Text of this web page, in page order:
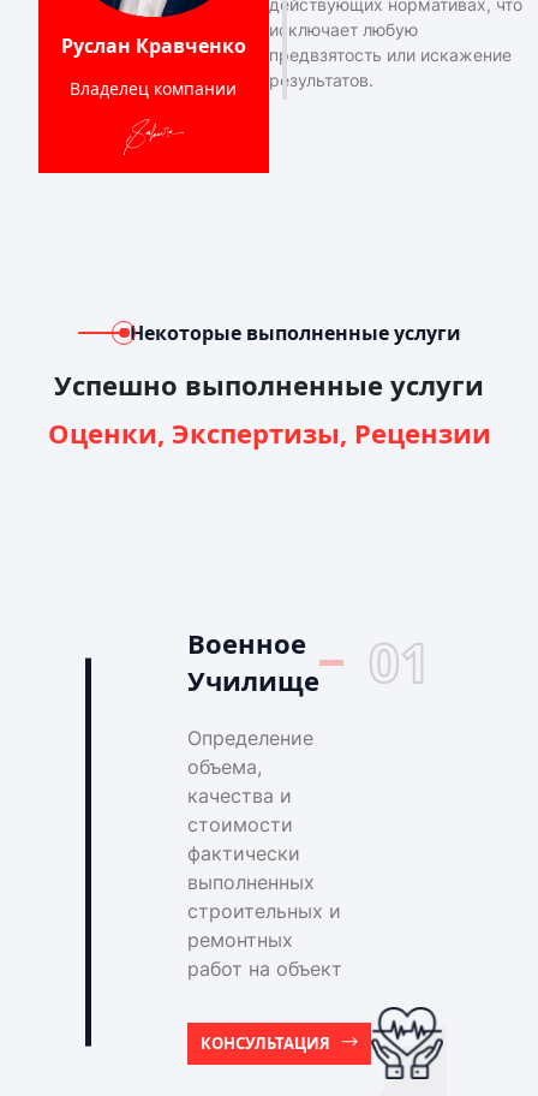
Руслан Кравченко
Владелец компании
действующих нормативах, что
исключает любую
предвзятость или искажение
результатов.
Некоторые выполненные услуги
Успешно выполненные услуги
Оценки, Экспертизы, Рецензии
Военное
Училище
01
Определение
объема,
качества и
стоимости
фактически
выполненных
строительных и
ремонтных
работ на объект
КОНСУЛЬТАЦИЯ